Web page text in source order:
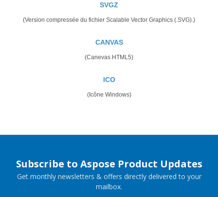
SVGZ
(Version compressée du fichier Scalable Vector Graphics (.SVG).)
CANVAS
(Canevas HTML5)
ICO
(Icône Windows)
Subscribe to Aspose Product Updates
Get monthly newsletters & offers directly delivered to your
mailbox.